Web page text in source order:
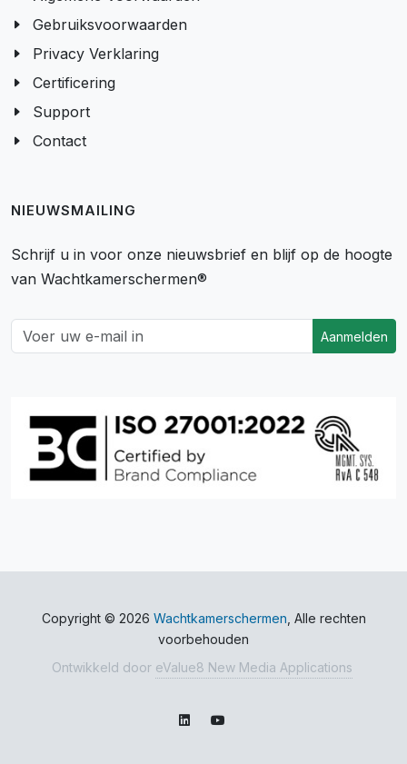
Gebruiksvoorwaarden
Privacy Verklaring
Certificering
Support
Contact
NIEUWSMAILING
Schrijf u in voor onze nieuwsbrief en blijf op de hoogte
van Wachtkamerschermen®
Aanmelden
Copyright © 2026 Wachtkamerschermen , Alle rechten
voorbehouden
Ontwikkeld door eValue8 New Media Applications